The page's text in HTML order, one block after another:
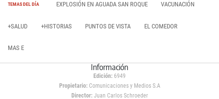
TEMAS DEL DÍA EXPLOSIÓN EN AGUADA SAN ROQUE VACUNACIÓN
+SALUD +HISTORIAS PUNTOS DE VISTA EL COMEDOR
MAS E
Información
Edición: 6949
Propietario:Comunicaciones y Medios S.A
Director: Juan Carlos Schroeder